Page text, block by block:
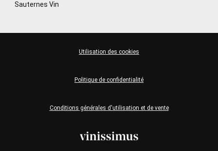
Sauternes Vin
Conditions générales d'utilisation et de vente
Politique de confidentialité
Utilisation des cookies